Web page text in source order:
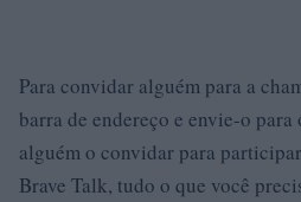
Para convidar alguém para a
barra de endereço e envie-o
alguém o convidar para
Brave Talk, tudo o que você